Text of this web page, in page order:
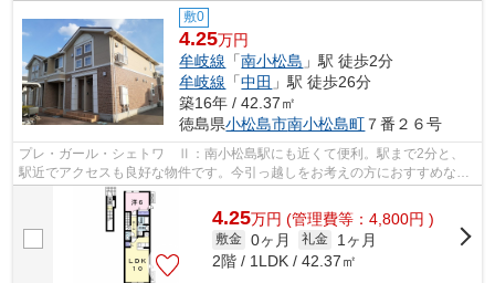
敷0
4.25万円
牟岐線 「南小松島 」駅 徒歩2分
牟岐線 「中田 」駅 徒歩26分
築16年 / 42.37㎡
徳島県小松島市南小松島町 ７番２６号
プレ・ガール・シェトワ Ⅱ：南小松島駅にも近くて便利。駅まで2分と、
駅近でアクセスも良好な物件です。今引っ越しをお考えの方におすすめなの
が、こちらのアパートです。りんりん不...
4.25万円 (管理費等：4,800円 )
敷金 0ヶ月 礼金
1ヶ月
2階 / 1LDK / 42.37㎡